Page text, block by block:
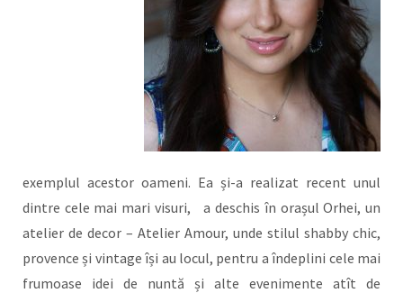
exemplul acestor oameni. Ea și-a realizat recent unul
dintre cele mai mari visuri, a deschis în orașul Orhei, un
atelier de decor – Atelier Amour, unde stilul shabby chic,
provence și vintage își au locul, pentru a îndeplini cele mai
frumoase idei de nuntă și alte evenimente atît de